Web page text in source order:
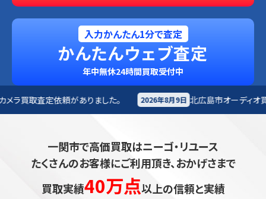
入力かんたん1分で査定
かんたんウェブ査定
年中無休24時間買取受付中
ました。 2026年8月9日 北広島市 オーディオ買取査定依頼がありまし
一関市で高価買取はニーゴ・リユース
たくさんのお客様にご利用頂き、おかげさまで
買取実績40万点以上の信頼と実績